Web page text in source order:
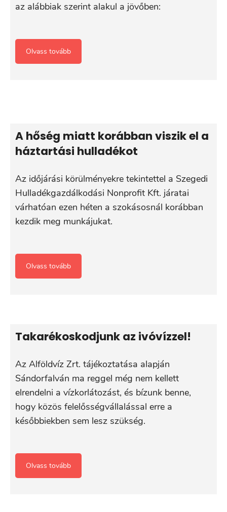
az alábbiak szerint alakul a jövőben:
Olvass tovább
A hőség miatt korábban viszik el a
háztartási hulladékot
Az időjárási körülményekre tekintettel a Szegedi
Hulladékgazdálkodási Nonprofit Kft. járatai
várhatóan ezen héten a szokásosnál korábban
kezdik meg munkájukat.
Olvass tovább
Takarékoskodjunk az ivóvízzel!
Az Alföldvíz Zrt. tájékoztatása alapján
Sándorfalván ma reggel még nem kellett
elrendelni a vízkorlátozást, és bízunk benne,
hogy közös felelősségvállalással erre a
későbbiekben sem lesz szükség.
Olvass tovább